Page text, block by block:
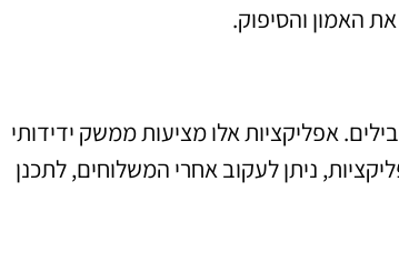
האמון והסיפוק.
אפליקציות אלו מציעות ממשק ידידותי
ניתן לעקוב אחרי המשלוחים, לתכנן